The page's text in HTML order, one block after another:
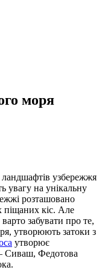
моря
ландшафтів узбережжя
увагу на унікальну
розташовано
піщаних кіс. Але
забувати про те,
утворюють затоки з
утворює
Сиваш, Федотова